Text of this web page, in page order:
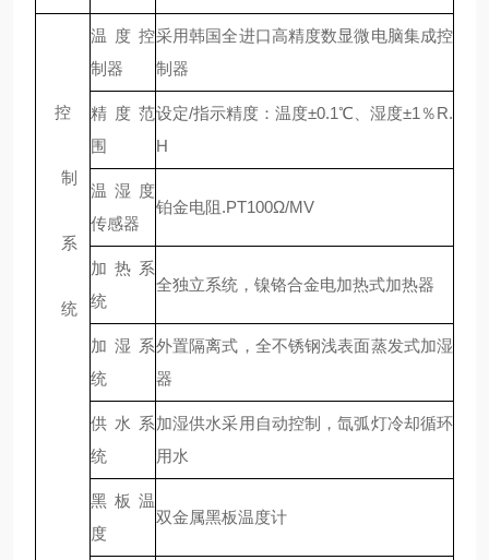
控
制
系
统
温度控
制器
采用韩国全进口高精度数显微电脑集成控
制器
精度范
围
设定/指示精度：温度±0.1℃、湿度±1％R.
H
温湿度
传感器
铂金电阻.PT100Ω/MV
加热系
统
全独立系统，镍铬合金电加热式加热器
加湿系
统
外置隔离式，全不锈钢浅表面蒸发式加湿
器
供水系
统
加湿供水采用自动控制，氙弧灯冷却循环
用水
黑板温
度
双金属黑板温度计